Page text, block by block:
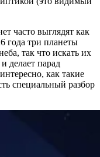
часто выглядят как
года три планеты
так что искать их
делает парад
как такие
специальный разбор